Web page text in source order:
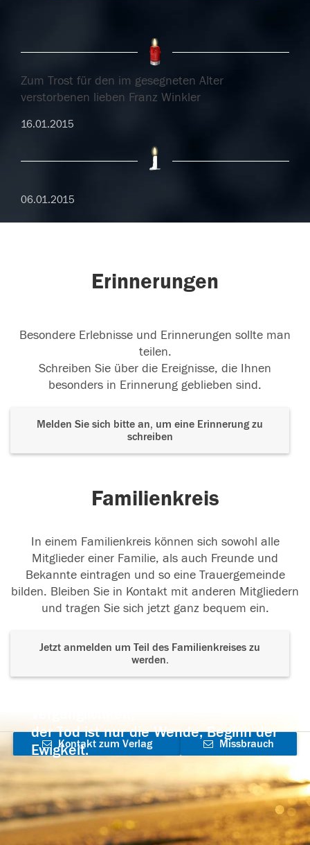
Zum Trost für den im gesegneten Alter
verstorbenen lieben Franz Winkler
16.01.2015
06.01.2015
Erinnerungen
Besondere Erlebnisse und Erinnerungen sollte man
teilen.
Schreiben Sie über die Ereignisse, die Ihnen
besonders in Erinnerung geblieben sind.
Melden Sie sich bitte an, um eine Erinnerung zu
schreiben
Familienkreis
In einem Familienkreis können sich sowohl alle
Mitglieder einer Familie, als auch Freunde und
Bekannte eintragen und so eine Trauergemeinde
bilden. Bleiben Sie in Kontakt mit anderen Mitgliedern
und tragen Sie sich jetzt ganz bequem ein.
Jetzt anmelden um Teil des Familienkreises zu
werden.
der Tod ist nur die Wende, Beginn der
Ewigkeit.
Kontakt zum Verlag
aufnehmen
Missbrauch